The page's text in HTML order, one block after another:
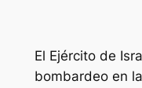
El Ejército de
bombardeo en